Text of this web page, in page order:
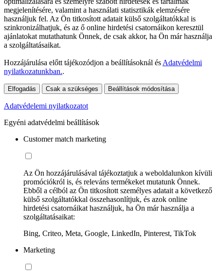
megjelenítésére, valamint a használati statisztikák elemzésére
használjuk fel. Az Ön titkosított adatait külső szolgáltatókkal is
szinkronizálhatjuk, és az ő online hirdetési csatornáikon keresztül
ajánlatokat mutathatunk Önnek, de csak akkor, ha Ön már használja
a szolgáltatásaikat.
Hozzájárulása előtt tájékozódjon a beállításoknál és Adatvédelmi
nyilatkozatunkban..
Elfogadás Csak a szükséges Beállítások módosítása
Adatvédelemi nyilatkozatot
Egyéni adatvédelmi beállítások
Customer match marketing
Az Ön hozzájárulásával tájékoztatjuk a weboldalunkon kívüli
promóciókról is, és releváns termékeket mutatunk Önnek.
Ebből a célból az Ön titkosított személyes adatait a következő
külső szolgáltatókkal összehasonlítjuk, és azok online
hirdetési csatornáikat használjuk, ha Ön már használja a
szolgáltatásaikat:
Bing, Criteo, Meta, Google, LinkedIn, Pinterest, TikTok
Marketing